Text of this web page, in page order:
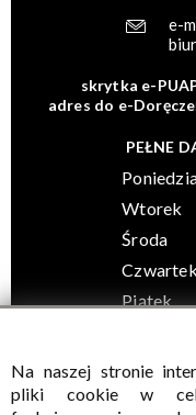
e-
skrytka e-
adres do e-
PEŁNE
Wtorek
Środa
Czwartek
Piątek
Na naszej stronie
pliki cookie w